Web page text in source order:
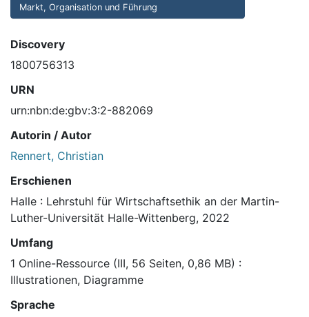
Markt, Organisation und Führung
Discovery
1800756313
URN
urn:nbn:de:gbv:3:2-882069
Autorin / Autor
Rennert, Christian
Erschienen
Halle : Lehrstuhl für Wirtschaftsethik an der Martin-
Luther-Universität Halle-Wittenberg, 2022
Umfang
1 Online-Ressource (III, 56 Seiten, 0,86 MB) :
Illustrationen, Diagramme
Sprache